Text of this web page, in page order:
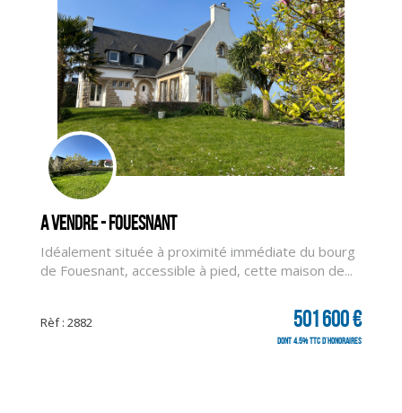
A vendre - FOUESNANT
Idéalement située à proximité immédiate du bourg
de Fouesnant, accessible à pied, cette maison de...
Rèf : 2882 501 600 €
dont 4.5% TTC d'honoraires